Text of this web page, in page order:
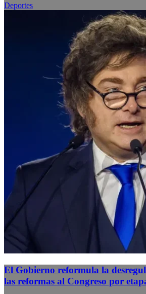
Deportes
El Gobierno reformula la
las reformas al Congreso por